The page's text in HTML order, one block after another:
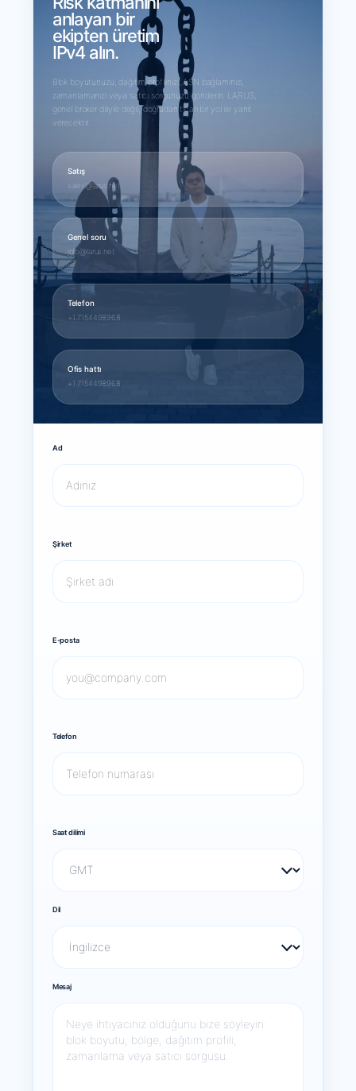
anlayan bir
ekipten üretim
IPv4 alın.
Blok boyutunuzu, dağıtım profilinizi, ASN bağlamınızı,
zamanlamanızı veya satıcı sorgunuzu gönderin. LARUS,
genel broker diliyle değil, doğrudan ticari bir yol ile yanıt
verecektir.
Satış
sales@larus.net
Genel soru
info@larus.net
Telefon
+1 7154498968
Ofis hattı
+1 7154498968
Ad
Şirket
E-posta
Telefon
Saat dilimi
Dil
Mesaj